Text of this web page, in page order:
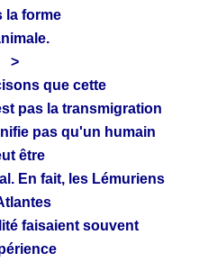
la forme
>
que cette
pas la transmigration
pas qu'un humain
être
En fait, les Lémuriens
faisaient souvent